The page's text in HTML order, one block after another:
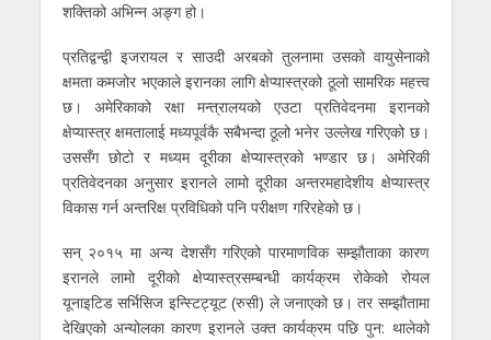
शक्तिको अभिन्न अङ्ग हो।
प्रतिद्वन्द्वी इजरायल र साउदी अरबको तुलनामा उसको वायुसेनाको
क्षमता कमजोर भएकाले इरानका लागि क्षेप्यास्त्रको ठूलो सामरिक महत्त्व
छ। अमेरिकाको रक्षा मन्त्रालयको एउटा प्रतिवेदनमा इरानको
क्षेप्यास्त्र क्षमतालाई मध्यपूर्वकै सबैभन्दा ठूलो भनेर उल्लेख गरिएको छ।
उससँग छोटो र मध्यम दूरीका क्षेप्यास्त्रको भण्डार छ। अमेरिकी
प्रतिवेदनका अनुसार इरानले लामो दूरीका अन्तरमहादेशीय क्षेप्यास्त्र
विकास गर्न अन्तरिक्ष प्रविधिको पनि परीक्षण गरिरहेको छ।
सन् २०१५ मा अन्य देशसँग गरिएको पारमाणविक सम्झौताका कारण
इरानले लामो दूरीको क्षेप्यास्त्रसम्बन्धी कार्यक्रम रोकेको रोयल
यूनाइटिड सर्भिसिज इन्स्टिट्यूट (रुसी) ले जनाएको छ। तर सम्झौतामा
देखिएको अन्योलका कारण इरानले उक्त कार्यक्रम पछि पुन: थालेको